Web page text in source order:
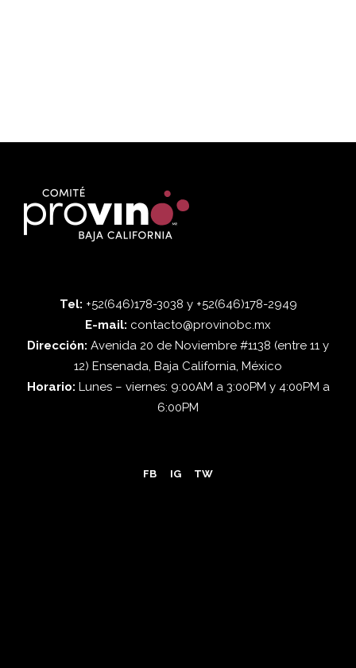
Tel: +52(646)178-3038 y +52(646)178-2949
E-mail: contacto@provinobc.mx
Dirección: Avenida 20 de Noviembre #1138 (entre 11 y
12) Ensenada, Baja California, México
Horario: Lunes – viernes: 9:00AM a 3:00PM y 4:00PM a
6:00PM
FB IG TW